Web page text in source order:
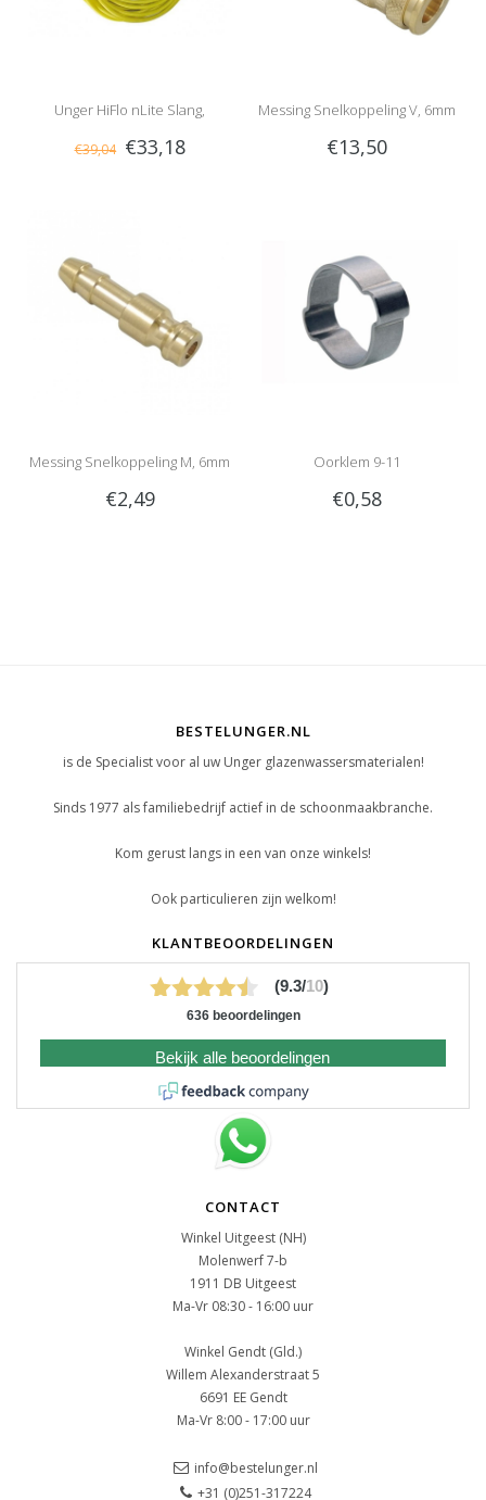
Unger HiFlo nLite Slang,
Compleet
€39,04 €33,18
Messing Snelkoppeling V, 6mm
€13,50
Messing Snelkoppeling M, 6mm
€2,49
Oorklem 9-11
€0,58
BESTELUNGER.NL
is de Specialist voor al uw Unger glazenwassersmaterialen!
Sinds 1977 als familiebedrijf actief in de schoonmaakbranche.
Kom gerust langs in een van onze winkels!
Ook particulieren zijn welkom!
KLANTBEOORDELINGEN
(9.3/10)
636 beoordelingen
Bekijk alle beoordelingen
CONTACT
Winkel Uitgeest (NH)
Molenwerf 7-b
1911 DB Uitgeest
Ma-Vr 08:30 - 16:00 uur
Winkel Gendt (Gld.)
Willem Alexanderstraat 5
6691 EE Gendt
Ma-Vr 8:00 - 17:00 uur
info@bestelunger.nl
+31 (0)251-317224